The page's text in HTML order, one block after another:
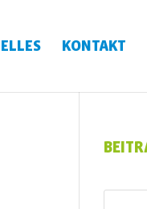
KONTAKT